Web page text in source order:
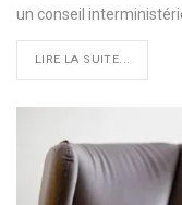
un conseil
LIRE LA SUITE...